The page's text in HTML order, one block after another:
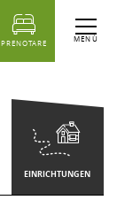
MENÙ
PRENOTARE
EINRICHTUNGEN